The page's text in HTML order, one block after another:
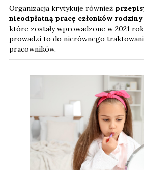
Organizacja krytykuje również
nieodpłatną pracę członków
które zostały wprowadzone w 2021
prowadzi to do nierównego
pracowników.